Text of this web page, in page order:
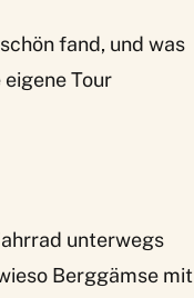
fand, und was
Tour
unterwegs
Berggämse mit